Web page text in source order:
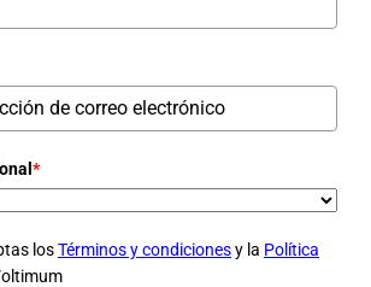
*
losTérminos y condicionesy la Política